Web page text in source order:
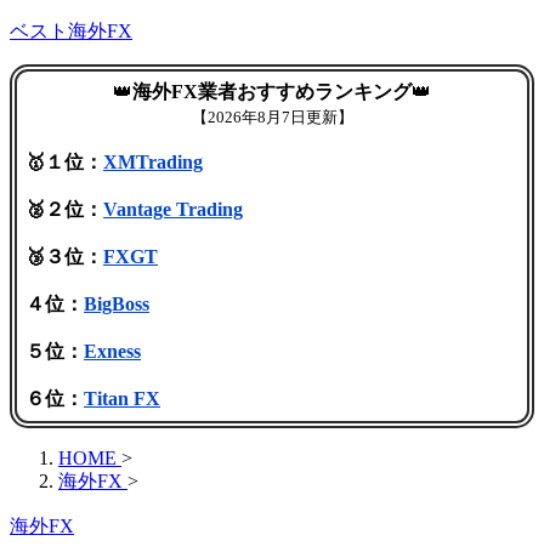
ベスト海外FX
👑海外FX業者おすすめランキング👑
【2026年8月7日更新】
🥇１位： XMTrading
🥈２位： Vantage Trading
🥉３位： FXGT
４位： BigBoss
５位： Exness
６位： Titan FX
HOME >
海外FX >
海外FX